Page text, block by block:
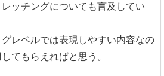
ッチングについても言及してい
レベルでは表現しやすい内容なの
てもらえればと思う。